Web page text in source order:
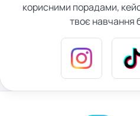
корисними порадами,
твоє навчання